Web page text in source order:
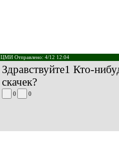
ЦМИ Отправлено: 4/12 12:04
Здравствуйте1 Кто-
скачек?
0 0